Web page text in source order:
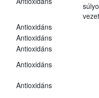
Antioxidáns
Antioxidáns
Antioxidáns
Antioxidáns
Antioxidáns